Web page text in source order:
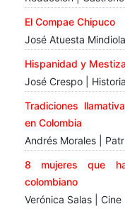
El Compae Chipuco
José Atuesta
Hispanidad y
José Crespo | Historia
Tradiciones
en Colombia
Andrés Morales |
8 mujeres que
colombiano
Verónica Salas | Cine